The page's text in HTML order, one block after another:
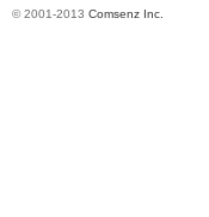
© 2001-2013 Comsenz Inc.